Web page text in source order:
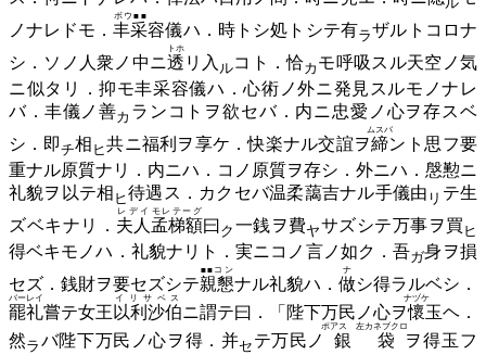
ノナレドモ． 丰采
ボウ■■
容儀ハ．時トシ処トシテ有ラザルトコロナ
シ．ソノ人衆ノ中ニ透
トホ
リ 入 ルコト．恰カ モ呼吸スル天空ノ気
ニ似タリ．抑モ丰采容儀ハ．心術ノ外ニ発見スルモノナレ
バ．丰儀ノ 善カ ランコトヲ欲セバ．内ニ忠愛ノ心ヲ存スベ
シ． 即チ相 ヒ共ニ福利ヲ享ケ．快楽ナル交誼ヲ締
ムスバ
ント思フ要
重ナル原質ナリ．内ニハ．コノ原質ヲ存シ．外ニハ．慇懃ニ
礼貌ヲ以テ相 ヒ待遇ス．カクセバ温柔藹吉ナル手儀由 リ テ生
ズベキナリ． 夫人
レデイ
孟梯額
モレテーグ
曰ク 一銭ヲ費ヤサズシテ万事ヲ買 ヒ
得ベキモノハ．礼貌ナリト．実ニコノ言ノ如ク． 吾ガ身ヲ損
セズ．銭財ヲ要セズシテ親懇
■■コン
ナル礼貌ハ． 做
ナ
シ得ラルベシ．
罷礼
バーレイ
嘗テ女王 以利沙伯
イリサベス
ニ謂テ曰．「陛下万民ノ心ヲ懷
ナヅケ
玉ヘ．
然ラ バ陛下万民ノ心ヲ得． 并セ テ万民ノ 銀袋
ポアス 左カネブクロ
ヲ得玉フ